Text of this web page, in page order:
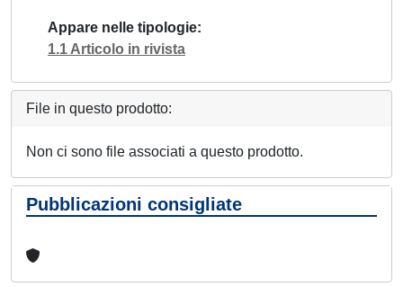
Appare nelle tipologie
1.1 Articolo in rivista
File in questo prodotto:
Non ci sono file associati a questo prodotto.
Pubblicazioni consigliate